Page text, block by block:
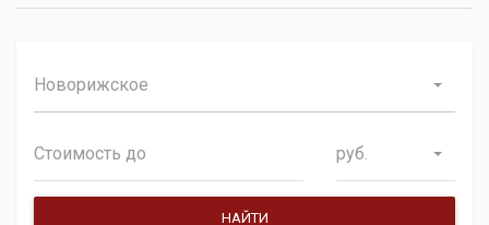
Новорижское
руб.